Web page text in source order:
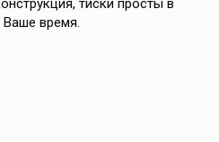
тиски просты в
Ваше время.